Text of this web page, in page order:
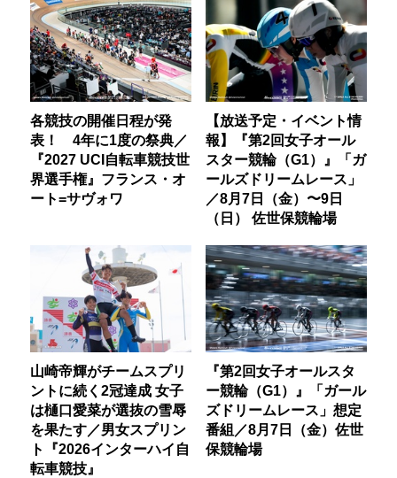
各競技の開催日程が発
表！ 4年に1度の祭典／
『2027 UCI自転車競技世
界選手権』フランス・オ
ート=サヴォワ
【放送予定・イベント情
報】『第2回女子オール
スター競輪（G1）』「ガ
ールズドリームレース」
／8月7日（金）〜9日
（日） 佐世保競輪場
山崎帝輝がチームスプリ
ントに続く2冠達成 女子
は樋口愛菜が選抜の雪辱
を果たす／男女スプリン
ト『2026インターハイ自
転車競技』
『第2回女子オールスタ
ー競輪（G1）』「ガール
ズドリームレース」想定
番組／8月7日（金）佐世
保競輪場